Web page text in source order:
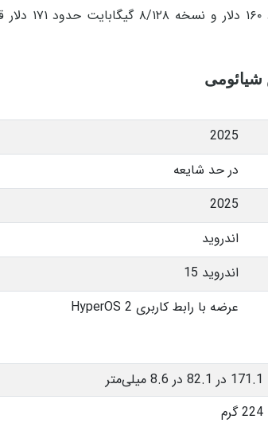
قیمت؟
2025
در حد شایعه
2025
اندروید
اندروید 15
عرضه با رابط کاربری HyperOS 2
171.1 در 82.1 در 8.6 میلی‌متر
224 گرم